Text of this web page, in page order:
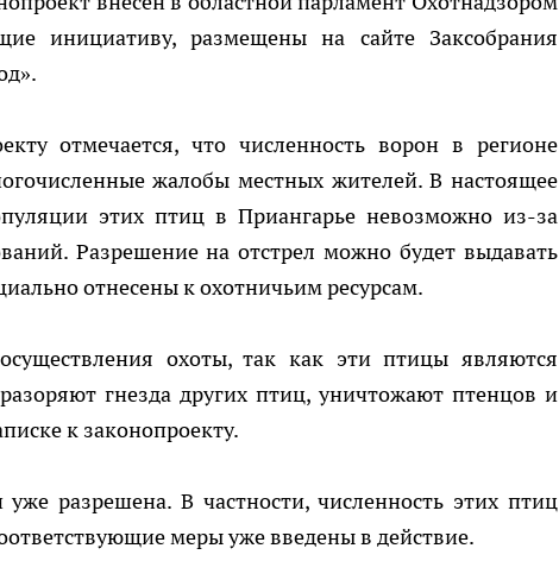
инициативу, размещены на сайте Заксобрания
отмечается, что численность ворон в регионе
жалобы местных жителей. В настоящее
этих птиц в Приангарье невозможно из-за
Разрешение на отстрел можно будет выдавать
отнесены к охотничьим ресурсам.
охоты, так как эти птицы являются
гнезда других птиц, уничтожают птенцов и
к законопроекту.
разрешена. В частности, численность этих птиц
меры уже введены в действие.